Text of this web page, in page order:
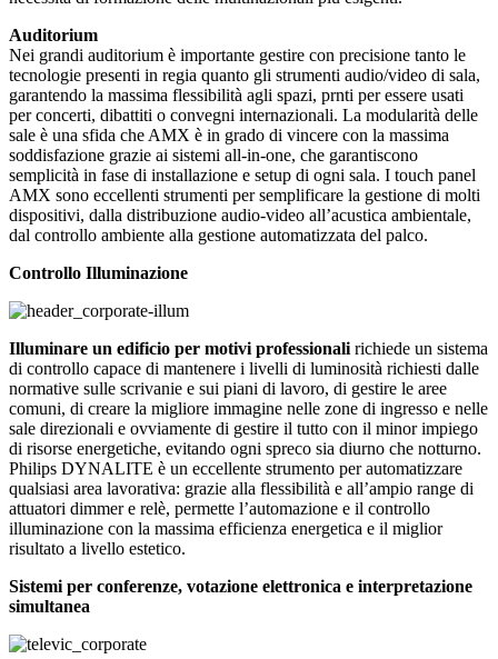
Auditorium
Nei grandi auditorium è importante gestire con precisione tanto le
tecnologie presenti in regia quanto gli strumenti audio/video di sala,
garantendo la massima flessibilità agli spazi, prnti per essere usati
per concerti, dibattiti o convegni internazionali. La modularità delle
sale è una sfida che AMX è in grado di vincere con la massima
soddisfazione grazie ai sistemi all-in-one, che garantiscono
semplicità in fase di installazione e setup di ogni sala. I touch panel
AMX sono eccellenti strumenti per semplificare la gestione di molti
dispositivi, dalla distribuzione audio-video all’acustica ambientale,
dal controllo ambiente alla gestione automatizzata del palco.
Controllo Illuminazione
Illuminare un edificio per motivi professionalirichiede un sistema
di controllo capace di mantenere i livelli di luminosità richiesti dalle
normative sulle scrivanie e sui piani di lavoro, di gestire le aree
comuni, di creare la migliore immagine nelle zone di ingresso e nelle
sale direzionali e ovviamente di gestire il tutto con il minor impiego
di risorse energetiche, evitando ogni spreco sia diurno che notturno.
Philips DYNALITE è un eccellente strumento per automatizzare
qualsiasi area lavorativa: grazie alla flessibilità e all’ampio range di
attuatori dimmer e relè, permette l’automazione e il controllo
illuminazione con la massima efficienza energetica e il miglior
risultato a livello estetico.
Sistemi per conferenze, votazione elettronica e interpretazione
simultanea